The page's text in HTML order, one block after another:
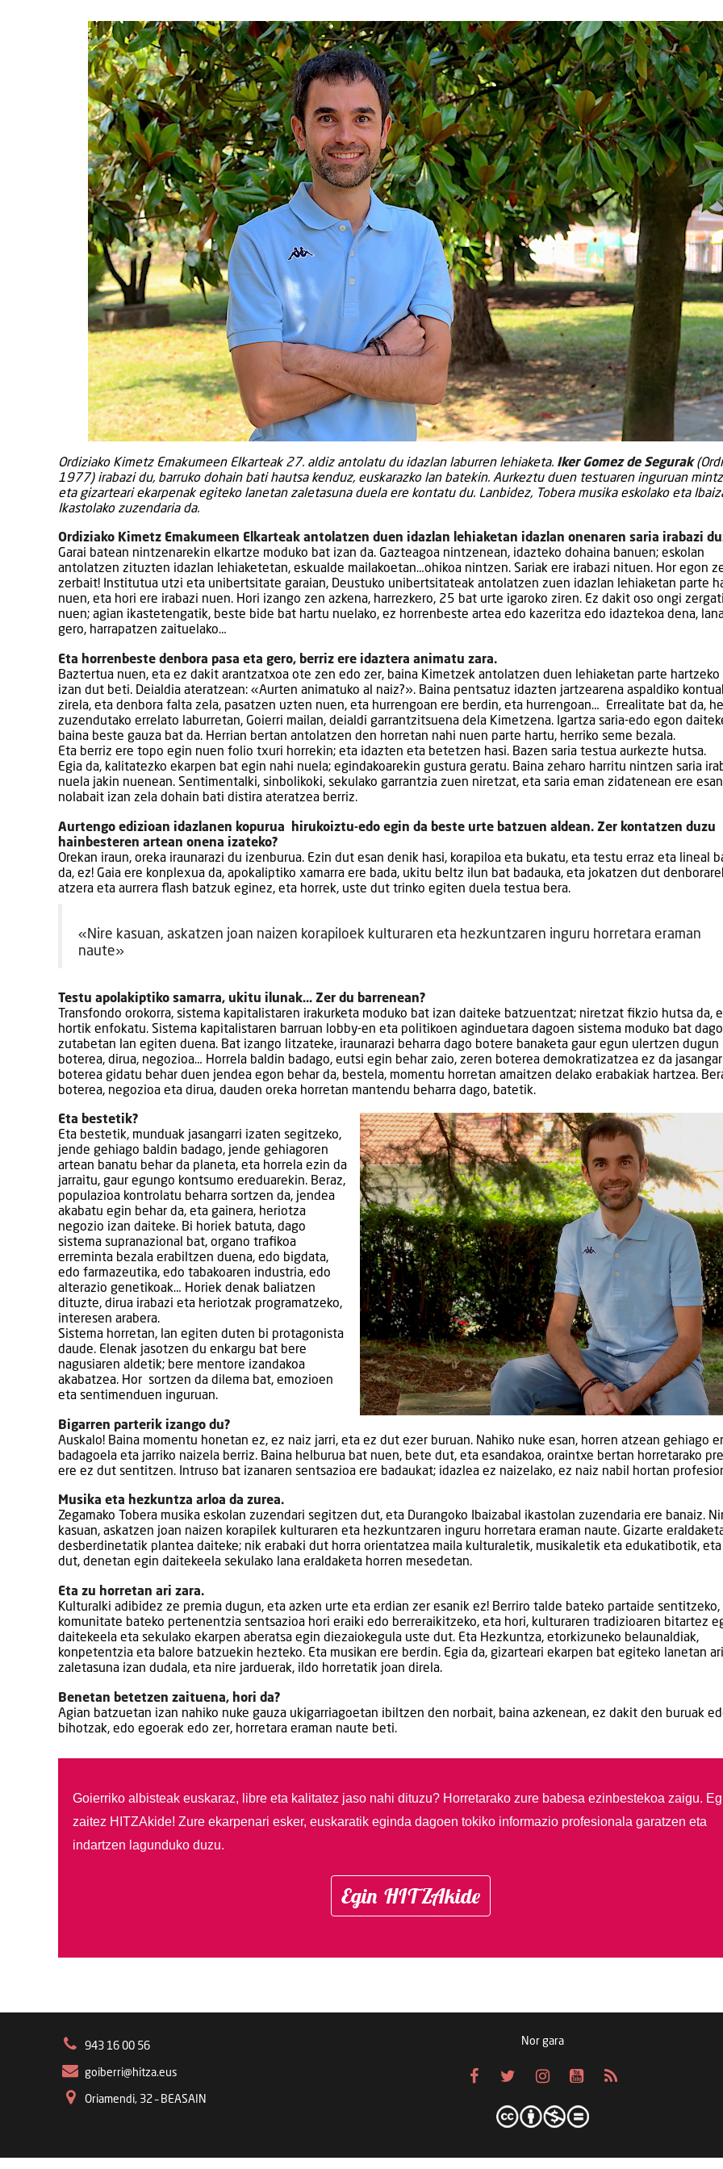
Ordiziako Kimetz Emakumeen Elkarteak 27. aldiz antolatu du idazlan laburren lehiaketa. Iker Gomez de Segurak
1977) irabazi du, barruko dohain bati hautsa kenduz, euskarazko lan batekin. Aurkeztu duen testuaren inguruan
eta gizarteari ekarpenak egiteko lanetan zaletasuna duela ere kontatu du. Lanbidez, Tobera musika eskolako eta
Ikastolako zuzendaria da.
Ordiziako Kimetz Emakumeen Elkarteak antolatzen duen idazlan lehiaketan idazlan onenaren saria irabazi
Garai batean nintzenarekin elkartze moduko bat izan da. Gazteagoa nintzenean, idazteko dohaina banuen; eskolan
antolatzen zituzten idazlan lehiaketetan, eskualde mailakoetan…ohikoa nintzen. Sariak ere irabazi nituen. Hor egon
zerbait! Institutua utzi eta unibertsitate garaian, Deustuko unibertsitateak antolatzen zuen idazlan lehiaketan parte
nuen, eta hori ere irabazi nuen. Hori izango zen azkena, harrezkero, 25 bat urte igaroko ziren. Ez dakit oso ongi
nuen; agian ikastetengatik, beste bide bat hartu nuelako, ez horrenbeste artea edo kazeritza edo idaztekoa dena,
gero, harrapatzen zaituelako…
Eta horrenbeste denbora pasa eta gero, berriz ere idaztera animatu zara.
Baztertua nuen, eta ez dakit arantzatxoa ote zen edo zer, baina Kimetzek antolatzen duen lehiaketan parte hartzeko
izan dut beti. Deialdia ateratzean: «Aurten animatuko al naiz?». Baina pentsatuz idazten jartzearena aspaldiko
zirela, eta denbora falta zela, pasatzen uzten nuen, eta hurrengoan ere berdin, eta hurrengoan… Errealitate bat da,
zuzendutako errelato laburretan, Goierri mailan, deialdi garrantzitsuena dela Kimetzena. Igartza saria-edo egon
baina beste gauza bat da. Herrian bertan antolatzen den horretan nahi nuen parte hartu, herriko seme bezala.
Eta berriz ere topo egin nuen folio txuri horrekin; eta idazten eta betetzen hasi. Bazen saria testua aurkezte hutsa.
Egia da, kalitatezko ekarpen bat egin nahi nuela; egindakoarekin gustura geratu. Baina zeharo harritu nintzen saria
nuela jakin nuenean. Sentimentalki, sinbolikoki, sekulako garrantzia zuen niretzat, eta saria eman zidatenean ere
nolabait izan zela dohain bati distira ateratzea berriz.
Aurtengo edizioan idazlanen kopurua hirukoiztu-edo egin da beste urte batzuen aldean. Zer kontatzen duzu
hainbesteren artean onena izateko?
Orekan iraun, oreka iraunarazi du izenburua. Ezin dut esan denik hasi, korapiloa eta bukatu, eta testu erraz eta lineal
da, ez! Gaia ere konplexua da, apokaliptiko xamarra ere bada, ukitu beltz ilun bat badauka, eta jokatzen dut
atzera eta aurrera flash batzuk eginez, eta horrek, uste dut trinko egiten duela testua bera.
«Nire kasuan, askatzen joan naizen korapiloek kulturaren eta hezkuntzaren inguru horretara eraman
naute»
Testu apolakiptiko samarra, ukitu ilunak… Zer du barrenean?
Transfondo orokorra, sistema kapitalistaren irakurketa moduko bat izan daiteke batzuentzat; niretzat fikzio hutsa da,
hortik enfokatu. Sistema kapitalistaren barruan lobby-en eta politikoen aginduetara dagoen sistema moduko bat
zutabetan lan egiten duena. Bat izango litzateke, iraunarazi beharra dago botere banaketa gaur egun ulertzen dugun
boterea, dirua, negozioa… Horrela baldin badago, eutsi egin behar zaio, zeren boterea demokratizatzea ez da
boterea gidatu behar duen jendea egon behar da, bestela, momentu horretan amaitzen delako erabakiak hartzea.
boterea, negozioa eta dirua, dauden oreka horretan mantendu beharra dago, batetik.
Eta bestetik?
Eta bestetik, munduak jasangarri izaten segitzeko,
jende gehiago baldin badago, jende gehiagoren
artean banatu behar da planeta, eta horrela ezin da
jarraitu, gaur egungo kontsumo ereduarekin. Beraz,
populazioa kontrolatu beharra sortzen da, jendea
akabatu egin behar da, eta gainera, heriotza
negozio izan daiteke. Bi horiek batuta, dago
sistema supranazional bat, organo trafikoa
erreminta bezala erabiltzen duena, edo bigdata,
edo farmazeutika, edo tabakoaren industria, edo
alterazio genetikoak… Horiek denak baliatzen
dituzte, dirua irabazi eta heriotzak programatzeko,
interesen arabera.
Sistema horretan, lan egiten duten bi protagonista
daude. Elenak jasotzen du enkargu bat bere
nagusiaren aldetik; bere mentore izandakoa
akabatzea. Hor sortzen da dilema bat, emozioen
eta sentimenduen inguruan.
Bigarren parterik izango du?
Auskalo! Baina momentu honetan ez, ez naiz jarri, eta ez dut ezer buruan. Nahiko nuke esan, horren atzean gehiago
badagoela eta jarriko naizela berriz. Baina helburua bat nuen, bete dut, eta esandakoa, oraintxe bertan horretarako
ere ez dut sentitzen. Intruso bat izanaren sentsazioa ere badaukat; idazlea ez naizelako, ez naiz nabil hortan
Musika eta hezkuntza arloa da zurea.
Zegamako Tobera musika eskolan zuzendari segitzen dut, eta Durangoko Ibaizabal ikastolan zuzendaria ere banaiz.
kasuan, askatzen joan naizen korapilek kulturaren eta hezkuntzaren inguru horretara eraman naute. Gizarte
desberdinetatik plantea daiteke; nik erabaki dut horra orientatzea maila kulturaletik, musikaletik eta edukatibotik,
dut, denetan egin daitekeela sekulako lana eraldaketa horren mesedetan.
Eta zu horretan ari zara.
Kulturalki adibidez ze premia dugun, eta azken urte eta erdian zer esanik ez! Berriro talde bateko partaide sentitzeko,
komunitate bateko pertenentzia sentsazioa hori eraiki edo berreraikitzeko, eta hori, kulturaren tradizioaren bitartez
daitekeela eta sekulako ekarpen aberatsa egin diezaiokegula uste dut. Eta Hezkuntza, etorkizuneko belaunaldiak,
konpetentzia eta balore batzuekin hezteko. Eta musikan ere berdin. Egia da, gizarteari ekarpen bat egiteko lanetan
zaletasuna izan dudala, eta nire jarduerak, ildo horretatik joan direla.
Benetan betetzen zaituena, hori da?
Agian batzuetan izan nahiko nuke gauza ukigarriagoetan ibiltzen den norbait, baina azkenean, ez dakit den buruak
bihotzak, edo egoerak edo zer, horretara eraman naute beti.
Goierriko albisteak euskaraz, libre eta kalitatez jaso nahi dituzu? Horretarako zure babesa ezinbestekoa zaigu.
zaitez HITZAkide! Zure ekarpenari esker, euskaratik eginda dagoen tokiko informazio profesionala garatzen eta
indartzen lagunduko duzu.
Egin HITZAkide
943 16 00 56
goiberri@hitza.eus
Oriamendi, 32 – BEASAIN
Nor gara